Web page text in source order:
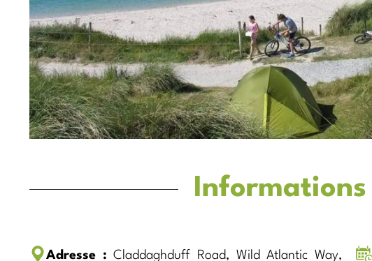
Informations
Adresse : Claddaghduff Road, Wild Atlantic Way,